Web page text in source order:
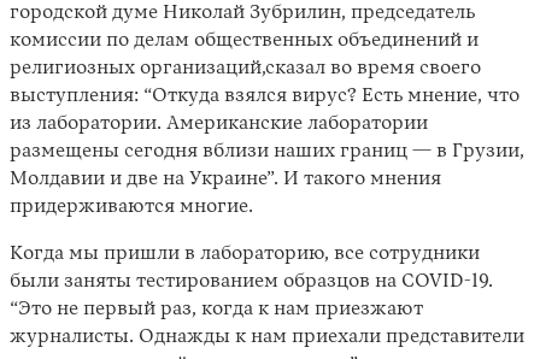
городской думе Николай Зубрилин, председатель
комиссии по делам общественных объединений и
религиозных организаций,сказал во время своего
выступления: “Откуда взялся вирус? Есть мнение, что
из лаборатории. Американские лаборатории
размещены сегодня вблизи наших границ — в Грузии,
Молдавии и две на Украине”. И такого мнения
придерживаются многие.
Когда мы пришли в лабораторию, все сотрудники
были заняты тестированием образцов на COVID-19.
“Это не первый раз, когда к нам приезжают
журналисты. Однажды к нам приехали представители